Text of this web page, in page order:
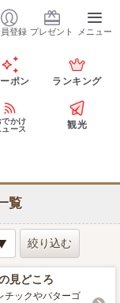
登録 プレゼント メニュー
ポン ランキング
でかけ
ュース
観光
覧
見どころ
チックやパターゴ